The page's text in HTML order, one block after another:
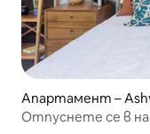
Апартамент –
Отпуснете се в